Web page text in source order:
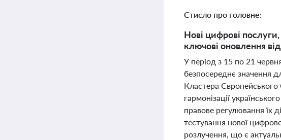
Стисло про головне:
Нові цифрові послуги,
ключові оновлення
У період з 15 по 21
безпосереднє значення
Кластера
гармонізації
правове регулювання їх
тестування нової
розлучення, що є